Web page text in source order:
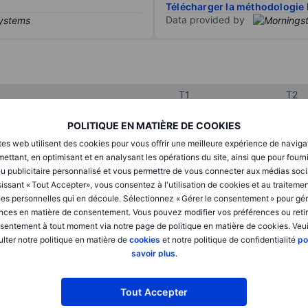
POLITIQUE EN MATIÈRE DE COOKIES
web utilisent des cookies pour vous offrir une meilleure expérience de
en optimisant et en analysant les opérations du site, ainsi que pour
publicitaire personnalisé et vous permettre de vous connecter aux médias
« Tout Accepter», vous consentez à l'utilisation de cookies et au
personnelles qui en découle. Sélectionnez « Gérer le consentement » pour
en matière de consentement. Vous pouvez modifier vos préférences ou
à tout moment via notre page de politique en matière de cookies.
notre politique en matière de cookies et notre politique de confidentialité
savoir plus.
Tout Accepter
Télécharger la méthodologie
Data provided by
T1 T2
XXXXXXX XXXXXXX
XXXXXXX XXXXXXX
XXXXXXX XXXXXXX
XXXXXXX XXXXXXX